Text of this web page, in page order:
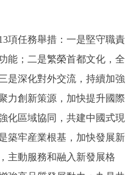
任務舉措：一是堅守職責
能；二是繁榮首都文化，全
是深化對外交流，持續加強
力創新策源，加快提升國際
化區域協同，共建中國式現
築牢産業根基，加快發展新
主動服務和融入新發展格